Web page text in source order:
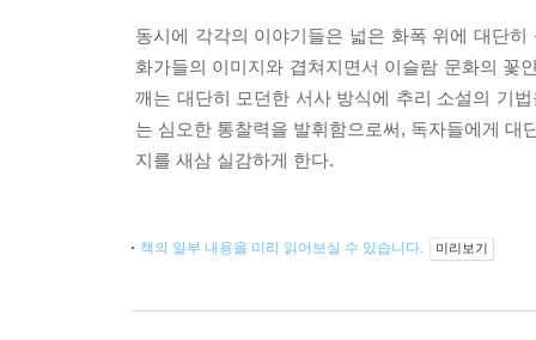
동시에 각각의 이야기들은 넓은 화폭 위에 대단
화가들의 이미지와 겹쳐지면서 이슬람 문화의 꽃
깨는 대단히 모던한 서사 방식에 추리 소설의 기
는 심오한 통찰력을 발휘함으로써, 독자들에게
지를 새삼 실감하게 한다.
책의 일부 내용을 미리 읽어보실 수 있습니다. 미리보기